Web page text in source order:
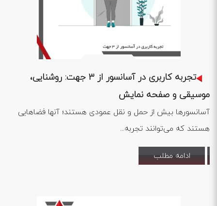
تجربه کاربری در آسانسور از 3 جهت: روشنایی،
موسیقی و صفحه نمایش
آسانسورها بیش از حمل و نقل عمودی هستند؛ آنها فضاهایی
هستند که می‌توانند تجربه...
ادامه مطلب